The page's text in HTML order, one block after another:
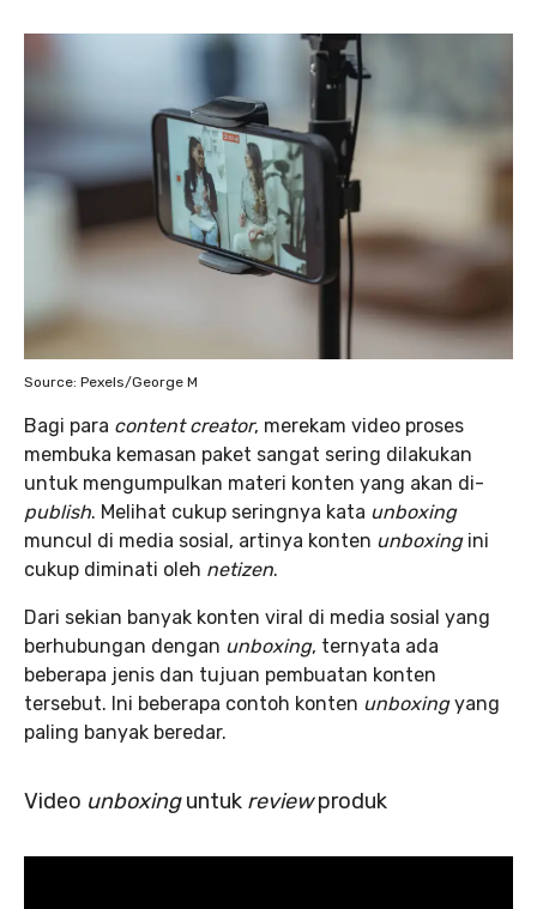
Source: Pexels/George M
Bagi para content creator, merekam video proses
membuka kemasan paket sangat sering dilakukan
untuk mengumpulkan materi konten yang akan di-
publish. Melihat cukup seringnya kata unboxing
muncul di media sosial, artinya konten unboxingini
cukup diminati oleh netizen.
Dari sekian banyak konten viral di media sosial yang
berhubungan dengan unboxing, ternyata ada
beberapa jenis dan tujuan pembuatan konten
tersebut. Ini beberapa contoh konten unboxingyang
paling banyak beredar.
Video unboxinguntuk reviewproduk